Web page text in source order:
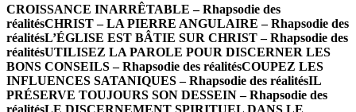
CROISSANCE INARRÊTABLE – Rhapsodie des
réalitésCHRIST – LA PIERRE ANGULAIRE – Rhapsodie des
réalitésL’ÉGLISE EST BÂTIE SUR CHRIST – Rhapsodie des
réalitésUTILISEZ LA PAROLE POUR DISCERNER LES
BONS CONSEILS – Rhapsodie des réalitésCOUPEZ LES
INFLUENCES SATANIQUES – Rhapsodie des réalitésIL
PRÉSERVE TOUJOURS SON DESSEIN – Rhapsodie des
réalitésLE DISCERNEMENT SPIRITUEL DANS LE